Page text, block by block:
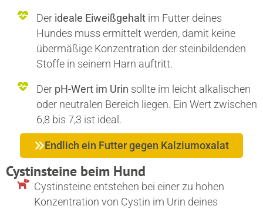
Der ideale Eiweißgehaltim Futter deines
Hundes muss ermittelt werden, damit keine
übermäßige Konzentration der steinbildenden
Stoffe in seinem Harn auftritt.
Der pH-Wert im Urin sollte im leicht alkalischen
oder neutralen Bereich liegen. Ein Wert zwischen
6,8 bis 7,3 ist ideal.
Endlich ein Futter gegen Kalziumoxalat
Cystinsteine beim Hund
Cystinsteine entstehen bei einer zu hohen
Konzentration von Cystin im Urin deines